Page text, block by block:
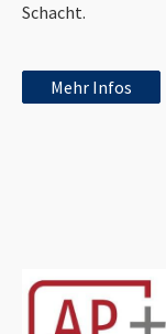
Schacht.
Mehr Infos